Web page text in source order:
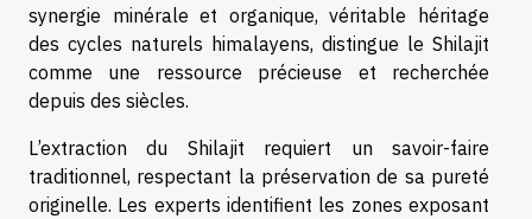
synergie minérale et organique, véritable héritage
des cycles naturels himalayens, distingue le Shilajit
comme une ressource précieuse et recherchée
depuis des siècles.
L’extraction du Shilajit requiert un savoir-faire
traditionnel, respectant la préservation de sa pureté
originelle. Les experts identifient les zones exposant